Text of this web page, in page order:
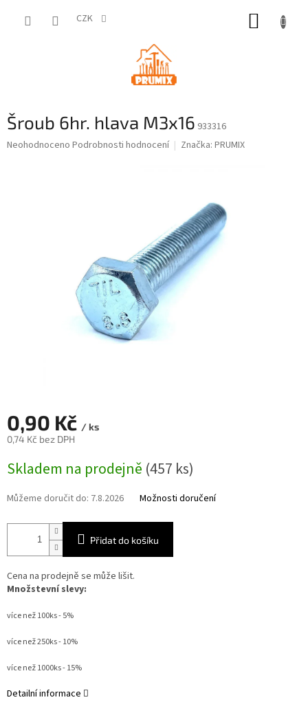
CZK
Šroub 6hr. hlava M3x16 933316
Průměrné
Neohodnoceno Podrobnosti hodnocení Značka: PRUMIX
0,90 Kč / ks
0,74 Kč bez DPH
cena:
Skladem na prodejně (457 ks)
Můžeme doručit do: 7.8.2026 Možnosti doručení
Přidat do košíku
Cena na prodejně se může lišit.
Množstevní slevy:
více než 100ks - 5%
více než 250ks - 10%
více než 1000ks - 15%
Detailní informace